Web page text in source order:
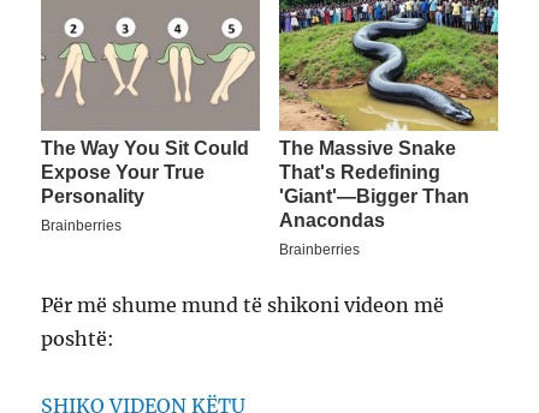
Për më shume mund të shikoni videon më
poshtë:
SHIKO VIDEON KËTU